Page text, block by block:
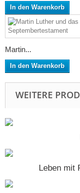
In den Warenkorb
Martin...
In den Warenkorb
WEITERE
Leben mit